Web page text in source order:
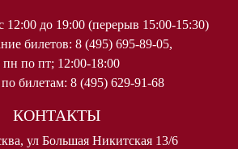
12:00 до 19:00 (перерыв 15:00-15:30)
билетов: 8 (495) 695-89-05,
пн по пт; 12:00-18:00
билетам: 8 (495) 629-91-68
КОНТАКТЫ
ул Большая Никитская 13/6